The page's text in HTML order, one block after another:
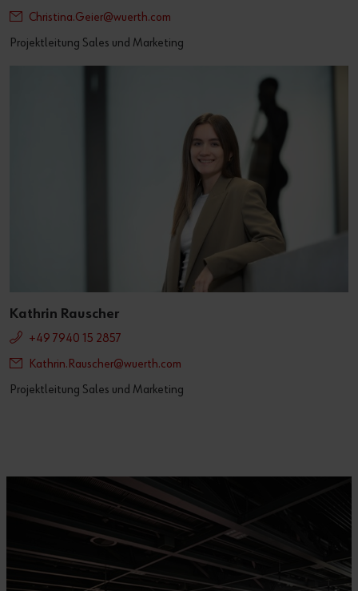
Christina.Geier@wuerth.com
Projektleitung Sales und Marketing
Kathrin Rauscher
+49 7940 15 2857
Kathrin.Rauscher@wuerth.com
Projektleitung Sales und Marketing